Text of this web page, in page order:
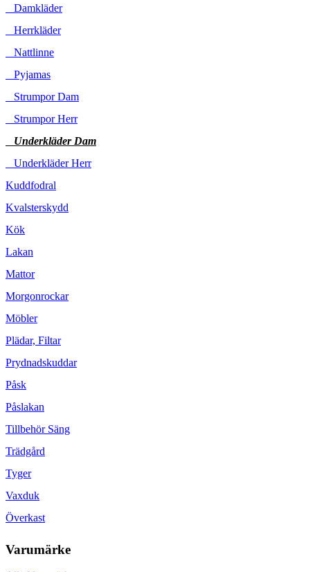
Damkläder
Herrkläder
Nattlinne
Pyjamas
Strumpor Dam
Strumpor Herr
Underkläder Dam
Underkläder Herr
Kuddfodral
Kvalsterskydd
Kök
Lakan
Mattor
Morgonrockar
Möbler
Plädar, Filtar
Prydnadskuddar
Påsk
Påslakan
Tillbehör Säng
Trädgård
Tyger
Vaxduk
Överkast
Varumärke